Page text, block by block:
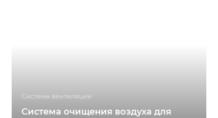
Системы вентиляции
Система очищения воздуха для